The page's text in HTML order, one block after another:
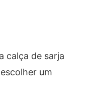
calça de sarja
um